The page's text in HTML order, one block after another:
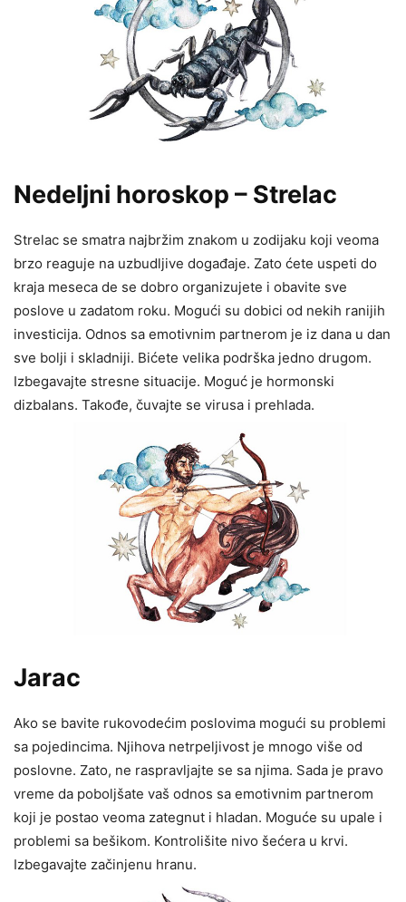
Nedeljni horoskop – Strelac
Strelac se smatra najbržim znakom u zodijaku koji veoma
brzo reaguje na uzbudljive događaje. Zato ćete uspeti do
kraja meseca de se dobro organizujete i obavite sve
poslove u zadatom roku. Mogući su dobici od nekih ranijih
investicija. Odnos sa emotivnim partnerom je iz dana u dan
sve bolji i skladniji. Bićete velika podrška jedno drugom.
Izbegavajte stresne situacije. Moguć je hormonski
dizbalans. Takođe, čuvajte se virusa i prehlada.
Jarac
Ako se bavite rukovodećim poslovima mogući su problemi
sa pojedincima. Njihova netrpeljivost je mnogo više od
poslovne. Zato, ne raspravljajte se sa njima. Sada je pravo
vreme da poboljšate vaš odnos sa emotivnim partnerom
koji je postao veoma zategnut i hladan. Moguće su upale i
problemi sa bešikom. Kontrolišite nivo šećera u krvi.
Izbegavajte začinjenu hranu.